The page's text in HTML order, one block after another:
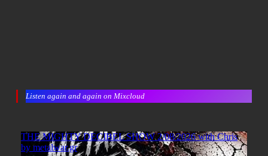
Listen again and again on Mixcloud